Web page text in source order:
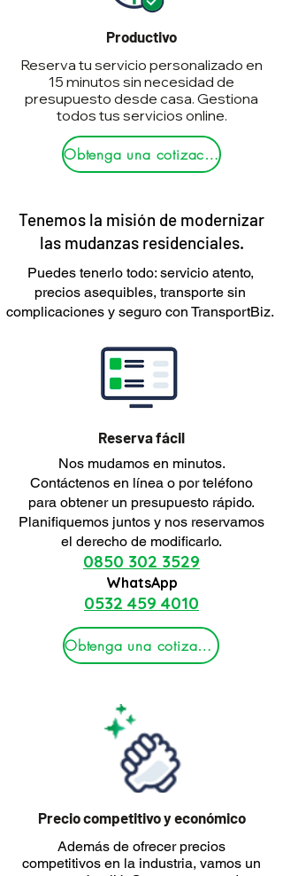
Productivo
Reserva tu servicio personalizado en
15 minutos sin necesidad de
presupuesto desde casa. Gestiona
todos tus servicios online.
Obtenga una cotización
Tenemos la misión de modernizar
las mudanzas residenciales.
Puedes tenerlo todo: servicio atento,
precios asequibles, transporte sin
complicaciones y seguro con TransportBiz.
Reserva fácil
Nos mudamos en minutos.
Contáctenos en línea o por teléfono
para obtener un presupuesto rápido.
Planifiquemos juntos y nos reservamos
el derecho de modificarlo.
0850 302 3529
WhatsApp
0532 459 4010
Obtenga una cotización
Precio competitivo y económico
Además de ofrecer precios
competitivos en la industria, vamos un